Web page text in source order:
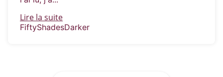
Lire la suite
FiftyShadesDarker